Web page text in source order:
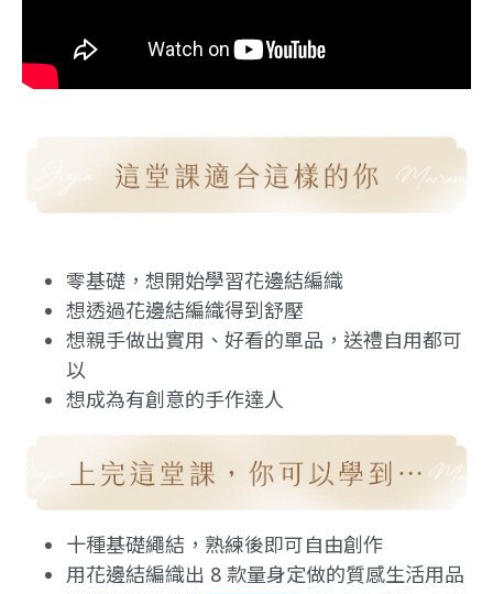
零基礎，想開始學習花邊結編織
想透過花邊結編織得到舒壓
想親手做出實用、好看的單品，送禮自用都可
以
想成為有創意的手作達人
十種基礎繩結，熟練後即可自由創作
用花邊結編織出 8 款量身定做的質感生活用品